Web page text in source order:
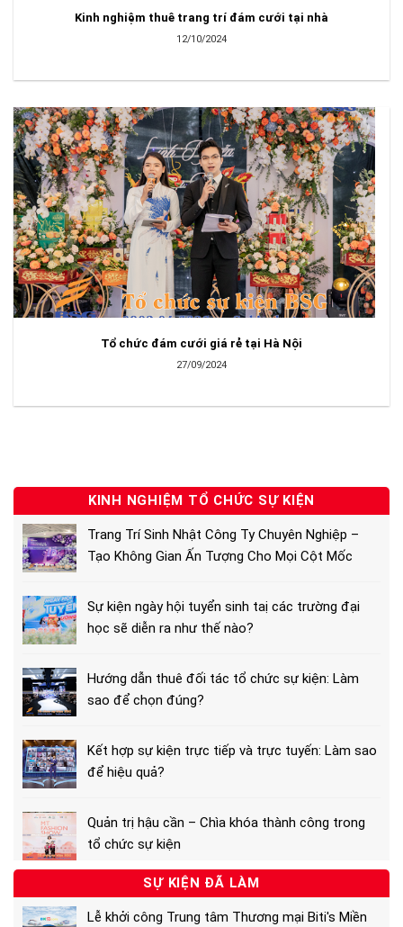
Kinh nghiệm thuê trang trí đám cưới tại nhà
12/10/2024
Tổ chức đám cưới giá rẻ tại Hà Nội
27/09/2024
KINH NGHIỆM TỔ CHỨC SỰ KIỆN
Trang Trí Sinh Nhật Công Ty Chuyên Nghiệp –
Tạo Không Gian Ấn Tượng Cho Mọi Cột Mốc
Sự kiện ngày hội tuyển sinh taị các trường đại
học sẽ diễn ra như thế nào?
Hướng dẫn thuê đối tác tổ chức sự kiện: Làm
sao để chọn đúng?
Kết hợp sự kiện trực tiếp và trực tuyến: Làm sao
để hiệu quả?
Quản trị hậu cần – Chìa khóa thành công trong
tổ chức sự kiện
SỰ KIỆN ĐÃ LÀM
Lễ khởi công Trung tâm Thương mại Biti's Miền